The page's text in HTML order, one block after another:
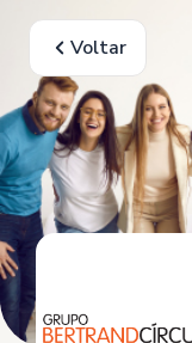
Voltar